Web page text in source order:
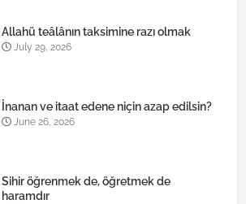
Allahü teâlânın taksimine razı olmak
July 29, 2026
İnanan ve itaat edene niçin azap edilsin?
June 26, 2026
Sihir öğrenmek de, öğretmek de
haramdır